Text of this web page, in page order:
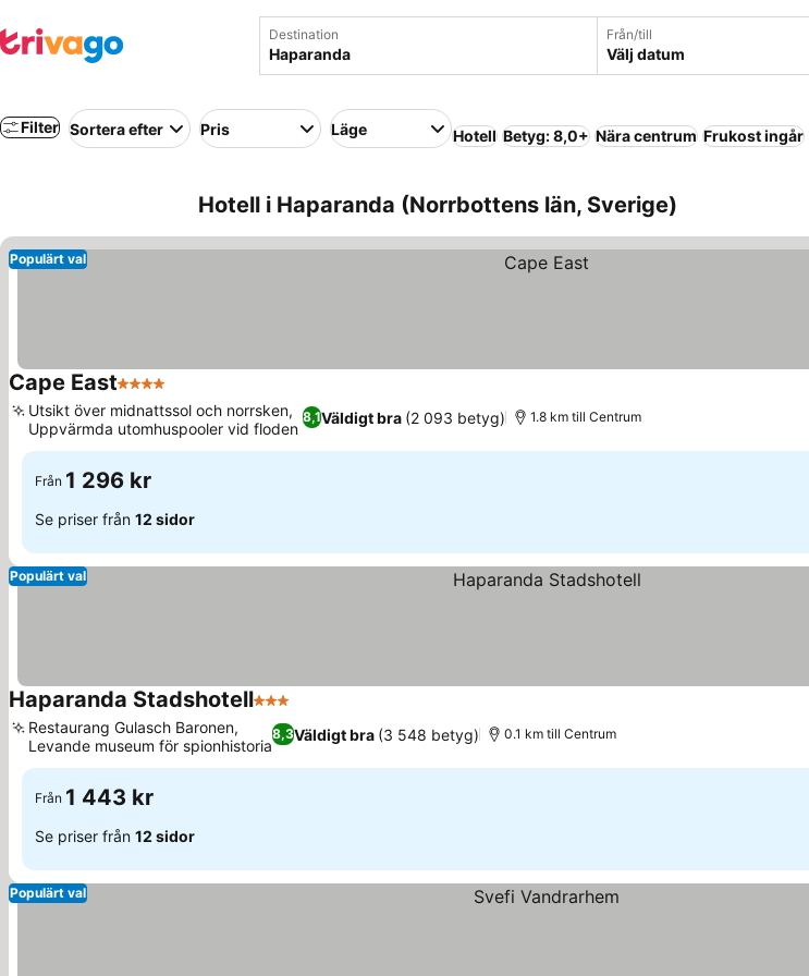
Destination Från/till
Välj datum
Filter Sortera efter Pris Läge Hotell Betyg: 8,0+ Nära centrum Frukost ingår
Hotell i Haparanda (Norrbottens län, Sverige)
Populärt val
Cape East4 Stjärnor
8,1Väldigt bra (2 093 betyg)
Utsikt över midnattssol och norrsken,
Uppvärmda utomhuspooler vid floden
1.8 km till Centrum
Från 1 296 kr
Se priser från 12 sidor
Populärt val
Haparanda Stadshotell3 Stjärnor
8,3Väldigt bra (3 548 betyg)
Restaurang Gulasch Baronen,
Levande museum för spionhistoria
0.1 km till Centrum
Från 1 443 kr
Se priser från 12 sidor
Populärt val